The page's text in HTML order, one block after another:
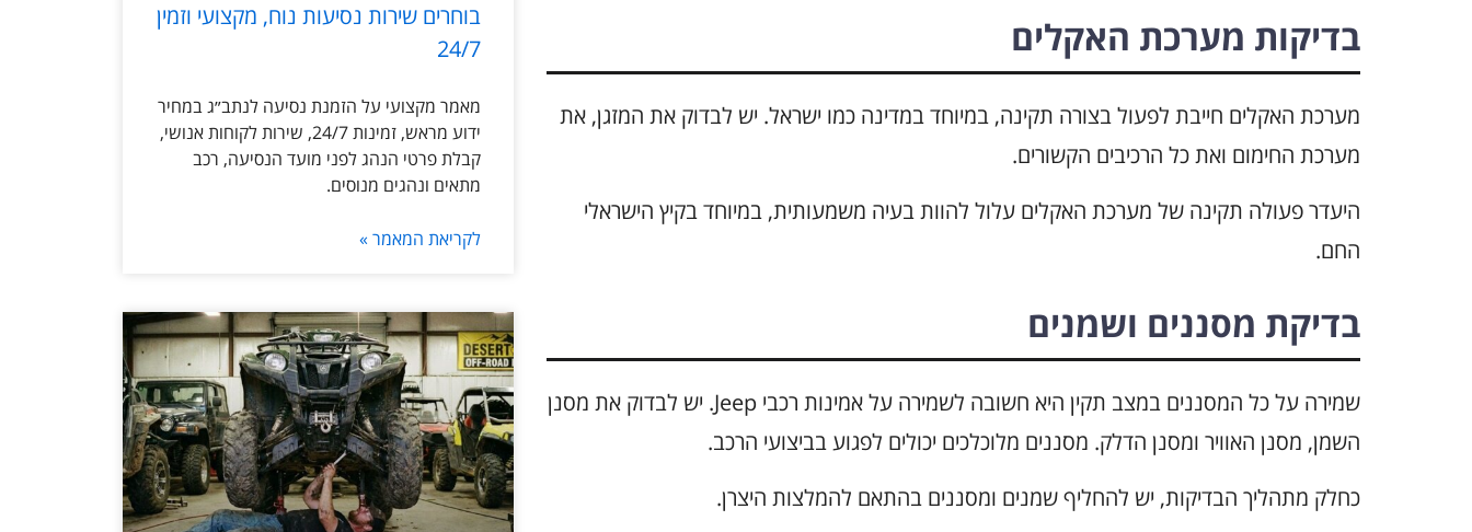
בדיקות מערכת האקלים
מערכת האקלים חייבת לפעול בצורה תקינה, במיוחד במדינה כמו ישראל. יש לבדוק את המזגן, את
מערכת החימום ואת כל הרכיבים הקשורים.
היעדר פעולה תקינה של מערכת האקלים עלול להוות בעיה משמעותית, במיוחד בקיץ הישראלי
החם.
בדיקת מסננים ושמנים
שמירה על כל המסננים במצב תקין היא חשובה לשמירה על אמינות רכבי Jeep. יש לבדוק את מסנן
השמן, מסנן האוויר ומסנן הדלק. מסננים מלוכלכים יכולים לפגוע בביצועי הרכב.
כחלק מתהליך הבדיקות, יש להחליף שמנים ומסננים בהתאם להמלצות היצרן.
בוחרים שירות נסיעות נוח, מקצועי וזמין
24/7
מאמר מקצועי על הזמנת נסיעה לנתב״ג במחיר
ידוע מראש, זמינות 24/7, שירות לקוחות אנושי,
קבלת פרטי הנהג לפני מועד הנסיעה, רכב
מתאים ונהגים מנוסים.
לקריאת המאמר »